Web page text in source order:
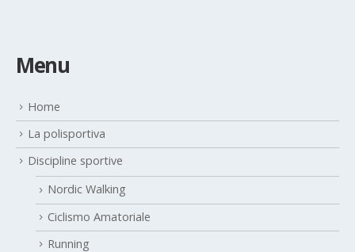
Menu
Home
La polisportiva
Discipline sportive
Nordic Walking
Ciclismo Amatoriale
Running